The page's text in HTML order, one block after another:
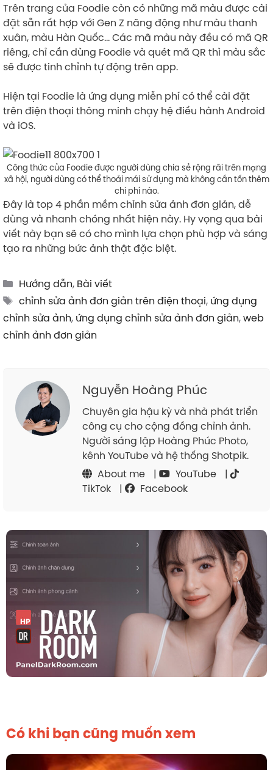
Trên trang của Foodie còn có những mã màu được cài
đặt sẵn rất hợp với Gen Z năng động như màu thanh
xuân, màu Hàn Quốc… Các mã màu này đều có mã QR
riêng, chỉ cần dùng Foodie và quét mã QR thì màu sắc
sẽ được tinh chỉnh tự động trên app.
Hiện tại Foodie là ứng dụng miễn phí có thể cài đặt
trên điện thoại thông minh chạy hệ điều hành Android
và iOS.
Công thức của Foodie được người dùng chia sẻ rộng rãi trên mạng
xã hội, người dùng có thể thoải mái sử dụng mà không cần tốn thêm
chi phí nào.
Đây là top 4 phần mềm chỉnh sửa ảnh đơn giản, dễ
dùng và nhanh chóng nhất hiện này. Hy vọng qua bài
viết này bạn sẽ có cho mình lựa chọn phù hợp và sáng
tạo ra những bức ảnh thật đặc biệt.
Categories
Hướng dẫn, Bài viết
Tags
chỉnh sửa ảnh đơn giản trên điện thoại, ứng dụng
chỉnh sửa ảnh, ứng dụng chỉnh sửa ảnh đơn giản,web
chỉnh ảnh đơn giản
Nguyễn Hoàng Phúc
Chuyên gia hậu kỳ và nhà phát triển
công cụ cho cộng đồng chỉnh ảnh.
Người sáng lập Hoàng Phúc Photo,
kênh YouTube và hệ thống Shotpik.
About me
| YouTube
|
TikTok
| Facebook
Có khi bạn cũng muốn xem